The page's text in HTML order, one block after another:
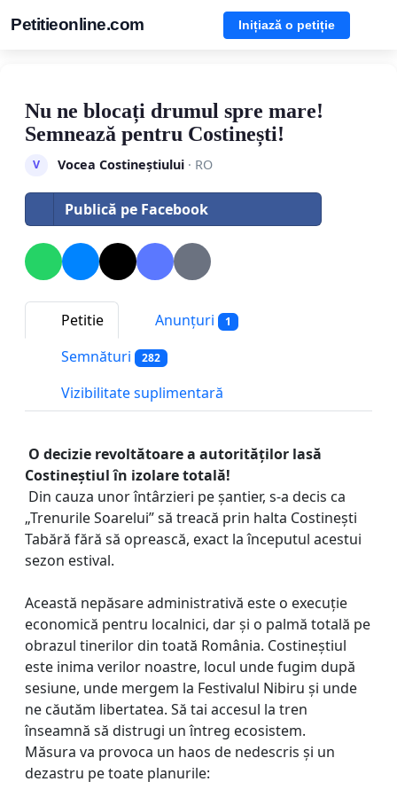
Petitieonline.com Inițiază o petiție
Nu ne blocați drumul spre mare!
Semnează pentru Costinești!
V Vocea Costineștiului· RO
Publică pe Facebook
Petitie Anunțuri 1
Semnături 282
Vizibilitate suplimentară
O decizie revoltătoare a autorităților lasă
Costineștiul în izolare totală!
Din cauza unor întârzieri pe șantier, s-a decis ca
„Trenurile Soarelui” să treacă prin halta Costinești
Tabără fără să oprească, exact la începutul acestui
sezon estival.
Această nepăsare administrativă este o execuție
economică pentru localnici, dar și o palmă totală pe
obrazul tinerilor din toată România. Costineștiul
este inima verilor noastre, locul unde fugim după
sesiune, unde mergem la Festivalul Nibiru și unde
ne căutăm libertatea. Să tai accesul la tren
înseamnă să distrugi un întreg ecosistem.
Măsura va provoca un haos de nedescris și un
dezastru pe toate planurile: